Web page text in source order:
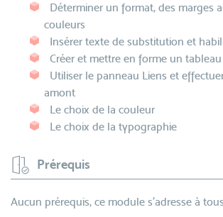
Déterminer un format, des marges
couleurs
Insérer texte de substitution et
Créer et mettre en forme un tableau
Utiliser le panneau Liens et
amont
Le choix de la couleur
Le choix de la typographie
Prérequis
Aucun prérequis, ce module s’adresse à